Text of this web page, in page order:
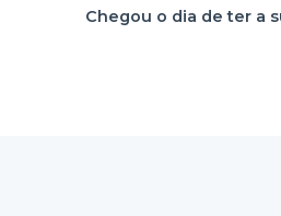
Chegou o dia de ter a